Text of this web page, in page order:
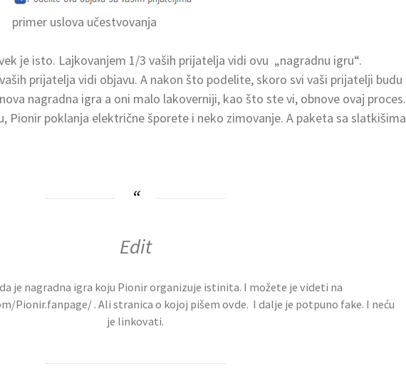
primer uslova učestvovanja
je isto. Lajkovanjem 1/3 vaših prijatelja vidi ovu „nagradnu igru“.
prijatelja vidi objavu. A nakon što podelite, skoro svi vaši prijatelji budu
nagradna igra a oni malo lakoverniji, kao što ste vi, obnove ovaj proces.
Pionir poklanja električne šporete i neko zimovanje. A paketa sa slatkišima
Edit
je nagradna igra koju Pionir organizuje istinita. I možete je videti na
Pionir.fanpage/ . Ali stranica o kojoj pišem ovde. I dalje je potpuno fake. I neću
je linkovati.